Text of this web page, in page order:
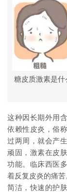
糖皮质激素是
这种因长期外用
依赖性皮炎，俗
过两周，就会产
顽固，激素在皮
功能。临床西医
着反复皮炎的痛苦
简洁，快速的护